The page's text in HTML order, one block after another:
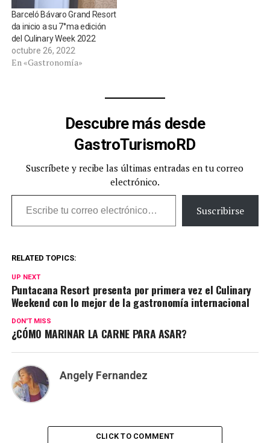
Barceló Bávaro Grand Resort
da inicio a su 7°ma edición
del Culinary Week 2022
octubre 26, 2022
En «Gastronomía»
Descubre más desde
GastroTurismoRD
Suscríbete y recibe las últimas entradas en tu correo
electrónico.
Escribe tu correo electrónico…
Suscribirse
RELATED TOPICS:
UP NEXT
Puntacana Resort presenta por primera vez el Culinary
Weekend con lo mejor de la gastronomía internacional
DON'T MISS
¿CÓMO MARINAR LA CARNE PARA ASAR?
Angely Fernandez
CLICK TO COMMENT